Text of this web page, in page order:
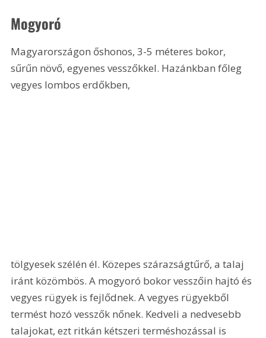
Mogyoró
Magyarországon őshonos, 3-5 méteres bokor,
sűrűn növő, egyenes vesszőkkel. Hazánkban főleg
vegyes lombos erdőkben,
tölgyesek szélén él. Közepes szárazságtűrő, a talaj
iránt közömbös. A mogyoró bokor vesszőin hajtó és
vegyes rügyek is fejlődnek. A vegyes rügyekből
termést hozó vesszők nőnek. Kedveli a nedvesebb
talajokat, ezt ritkán kétszeri terméshozással is